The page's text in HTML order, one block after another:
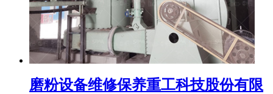
磨粉设备维修保养重工科技股份有限